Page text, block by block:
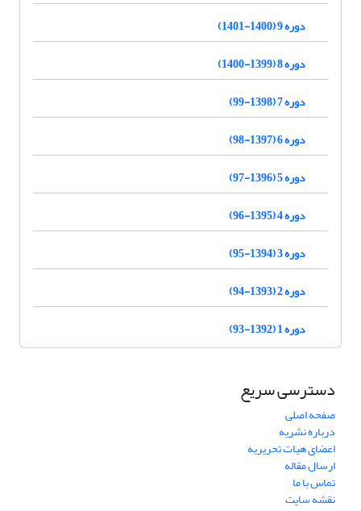
دوره 9 (1400-1401)
دوره 8 (1399-1400)
دوره 7 (1398-99)
دوره 6 (1397-98)
دوره 5 (1396-97)
دوره 4 (1395-96)
دوره 3 (1394-95)
دوره 2 (1393-94)
دوره 1 (1392-93)
دسترسی سریع
صفحه اصلی
درباره نشریه
اعضای هیات تحریریه
ارسال مقاله
تماس با ما
نقشه سایت